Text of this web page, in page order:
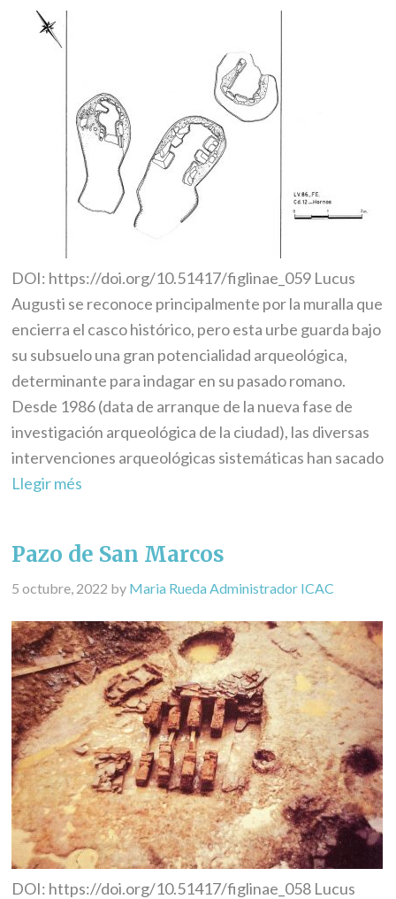
DOI: https://doi.org/10.51417/figlinae_059 Lucus
Augusti se reconoce principalmente por la muralla que
encierra el casco histórico, pero esta urbe guarda bajo
su subsuelo una gran potencialidad arqueológica,
determinante para indagar en su pasado romano.
Desde 1986 (data de arranque de la nueva fase de
investigación arqueológica de la ciudad), las diversas
intervenciones arqueológicas sistemáticas han sacado
Llegir més
Pazo de San Marcos
5 octubre, 2022 by Maria Rueda Administrador ICAC
DOI: https://doi.org/10.51417/figlinae_058 Lucus